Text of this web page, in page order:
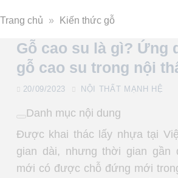
Trang chủ » Kiến thức gỗ
Gỗ cao su là gì? Ứng
gỗ cao su trong nội
20/09/2023 NỘI THẤT MẠNH HỆ
Danh mục nội dung
Được khai thác lấy nhựa tại
gian dài, nhưng thời gian gần
mới có được chỗ đứng mới